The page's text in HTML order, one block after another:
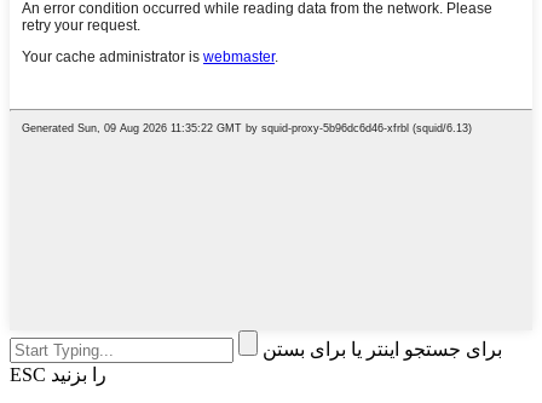
برای جستجو اینتر یا برای بستن
ESC را بزنید